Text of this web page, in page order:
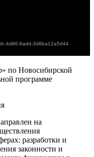
по Новосибирской
программе
на
разработки и
законности и